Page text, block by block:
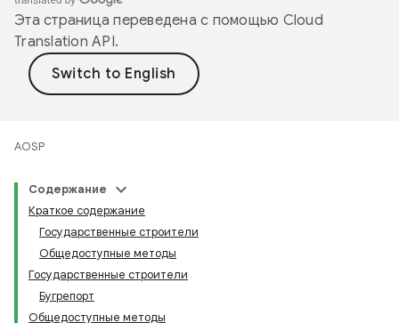
Эта страница переведена с помощью Cloud
Translation API.
AOSP
Содержание
Краткое содержание
Государственные строители
Общедоступные методы
Государственные строители
Бугрепорт
Общедоступные методы